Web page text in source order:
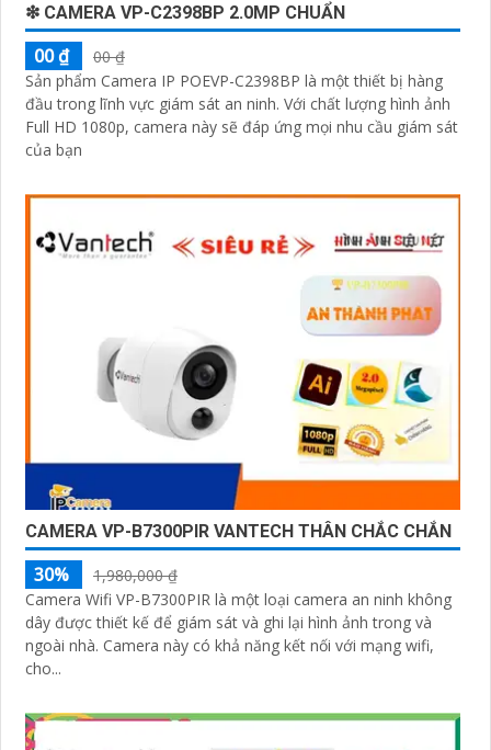
❇ CAMERA VP-C2398BP 2.0MP CHUẨN
00 ₫
00 ₫
Sản phẩm Camera IP POEVP-C2398BP là một thiết bị hàng
đầu trong lĩnh vực giám sát an ninh. Với chất lượng hình ảnh
Full HD 1080p, camera này sẽ đáp ứng mọi nhu cầu giám sát
của bạn
CAMERA VP-B7300PIR VANTECH THÂN CHẮC CHẮN
30%
1,980,000 ₫
Camera Wifi VP-B7300PIR là một loại camera an ninh không
dây được thiết kế để giám sát và ghi lại hình ảnh trong và
ngoài nhà. Camera này có khả năng kết nối với mạng wifi,
cho...